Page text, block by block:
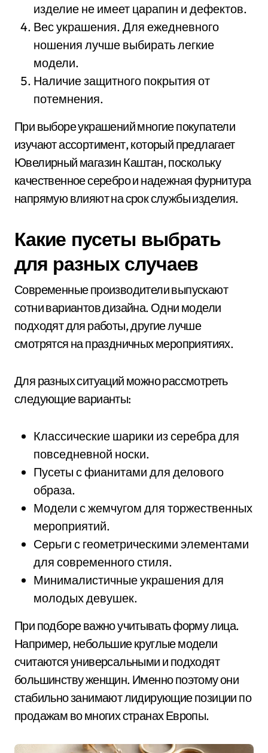
изделие не имеет царапин и дефектов.
Вес украшения. Для ежедневного
ношения лучше выбирать легкие
модели.
Наличие защитного покрытия от
потемнения.
При выборе украшений многие покупатели
изучают ассортимент, который предлагает
Ювелирный магазин Каштан, поскольку
качественное серебро и надежная фурнитура
напрямую влияют на срок службы изделия.
Какие пусеты выбрать
для разных случаев
Современные производители выпускают
сотни вариантов дизайна. Одни модели
подходят для работы, другие лучше
смотрятся на праздничных мероприятиях.
Для разных ситуаций можно рассмотреть
следующие варианты:
Классические шарики из серебра для
повседневной носки.
Пусеты с фианитами для делового
образа.
Модели с жемчугом для торжественных
мероприятий.
Серьги с геометрическими элементами
для современного стиля.
Минималистичные украшения для
молодых девушек.
При подборе важно учитывать форму лица.
Например, небольшие круглые модели
считаются универсальными и подходят
большинству женщин. Именно поэтому они
стабильно занимают лидирующие позиции по
продажам во многих странах Европы.